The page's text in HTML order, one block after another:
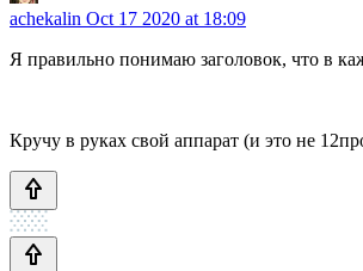
achekalin Oct 17 2020 at 18:09
Я правильно понимаю заголовок, что в
Кручу в руках свой аппарат (и это не